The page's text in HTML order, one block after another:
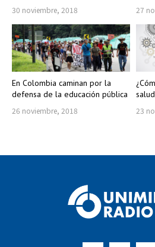
30 noviembre, 2018 27
En Colombia caminan por la
defensa de la educación pública
26 noviembre, 2018 23